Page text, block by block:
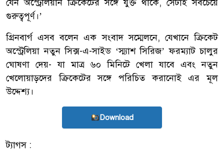
যেন অস্ট্রেলিয়ান ক্রিকেটের সঙ্গে যুক্ত থাকে, সেটাই সবচেয়ে
গুরুত্বপূর্ণ।’
গ্রিনবার্গ এসব বলেন এক সংবাদ সম্মেলনে, যেখানে ক্রিকেট
অস্ট্রেলিয়া নতুন সিক্স-এ-সাইড ‘স্ম্যাশ সিরিজ’ ফরম্যাট চালুর
ঘোষণা দেয়- যা মাত্র ৬০ মিনিটে খেলা যাবে এবং নতুন
খেলোয়াড়দের ক্রিকেটের সঙ্গে পরিচিত করানোই এর মূল
উদ্দেশ্য।
Download
ট্যাগস :